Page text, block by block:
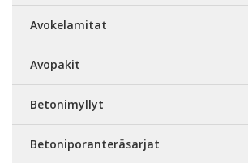
Avokelamitat
Avopakit
Betonimyllyt
Betoniporanteräsarjat